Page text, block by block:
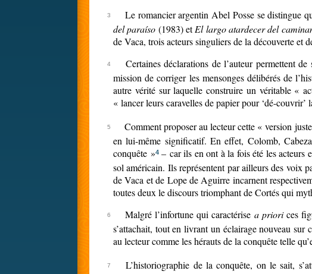
Le romancier argentin Abel Posse se distingue
del paraíso (1983) etEl largo atardecer del
de Vaca, trois acteurs singuliers de la découverte et
Certaines déclarations de l’auteur permettent
mission de corriger les mensonges délibérés de
autre vérité sur laquelle construire un véritable «
« lancer leurs caravelles de papier pour ‘dé-
Comment proposer au lecteur cette « version
en lui-même significatif. En effet, Colomb,
conquête »4– car ils en ont à la fois été les acteurs
sol américain. Ils représentent par ailleurs des voix
de Vaca et de Lope de Aguirre incarnent
toutes deux le discours triomphant de Cortés qui
Malgré l’infortune qui caractérise a priorices
s’attachait, tout en livrant un éclairage nouveau sur
au lecteur comme les hérauts de la conquête telle
L’historiographie de la conquête, on le sait,